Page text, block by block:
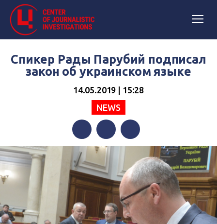
Спикер Рады Парубий подписал
закон об украинском языке
14.05.2019 | 15:28
NEWS
FacebookTwitterTelegram